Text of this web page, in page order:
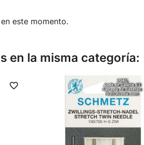
este momento.
en la misma categoría:
favorite_border